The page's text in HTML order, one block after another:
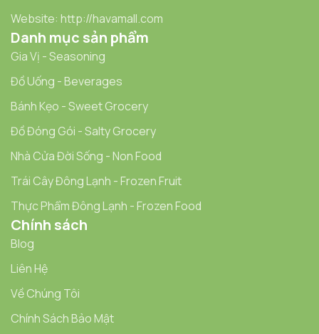
Website: http://havamall.com
Danh mục sản phẩm
Gia Vị - Seasoning
Đồ Uống - Beverages
Bánh Kẹo - Sweet Grocery
Đồ Đóng Gói - Salty Grocery
Nhà Cửa Đời Sống - Non Food
Trái Cây Đông Lạnh - Frozen Fruit
Thực Phẩm Đông Lạnh - Frozen Food
Chính sách
Blog
Liên Hệ
Về Chúng Tôi
Chính Sách Bảo Mật